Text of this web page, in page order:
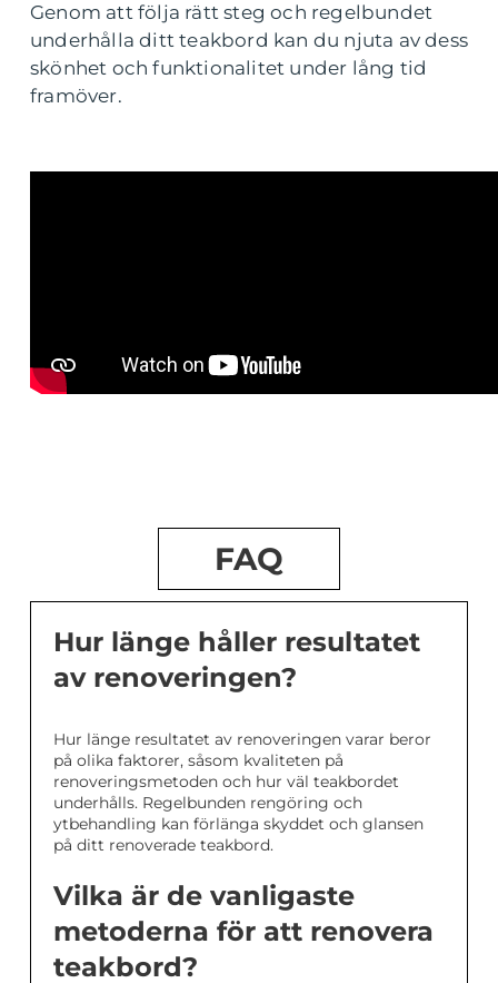
Genom att följa rätt steg och regelbundet
underhålla ditt teakbord kan du njuta av dess
skönhet och funktionalitet under lång tid
framöver.
FAQ
Hur länge håller resultatet
av renoveringen?
Hur länge resultatet av renoveringen varar beror
på olika faktorer, såsom kvaliteten på
renoveringsmetoden och hur väl teakbordet
underhålls. Regelbunden rengöring och
ytbehandling kan förlänga skyddet och glansen
på ditt renoverade teakbord.
Vilka är de vanligaste
metoderna för att renovera
teakbord?